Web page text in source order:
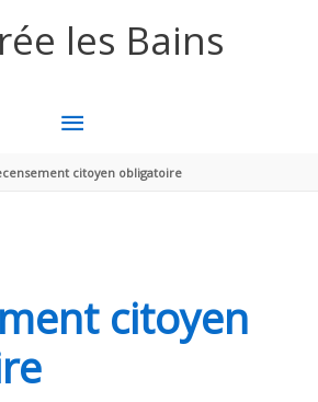
les Bains
MENU
PRINCIPAL
citoyen obligatoire
citoyen